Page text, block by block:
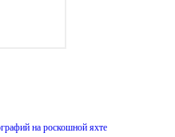
на роскошной яхте